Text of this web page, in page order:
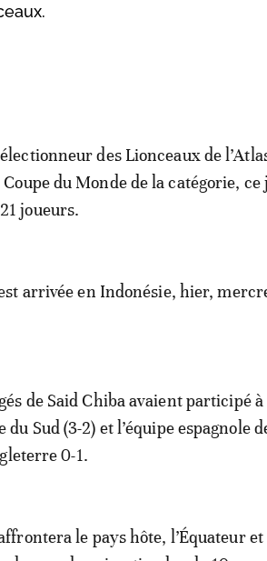
des Lionceaux de
du Monde de la catégorie,
joueurs.
arrivée en Indonésie, hier,
de Said Chiba avaient participé
Sud (3-2) et l’équipe espagnole
0-1.
le pays hôte, l’Équateur